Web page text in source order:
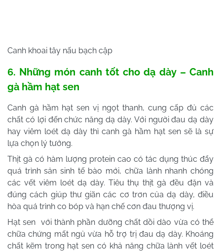
Canh khoai tây nấu bạch cập
6. Những món canh tốt cho dạ dày – Canh
gà hầm hạt sen
Canh gà hầm hạt sen vị ngọt thanh, cung cấp đủ các
chất có lợi đến chức năng dạ dày. Với người đau dạ dày
hay viêm loét dạ dày thì canh gà hầm hạt sen sẽ là sự
lựa chọn lý tưởng.
Thịt gà có hàm lượng protein cao có tác dụng thúc đẩy
quá trình sản sinh tế bào mới, chữa lành nhanh chóng
các vết viêm loét dạ dày. Tiêu thụ thịt gà đều đặn và
đúng cách giúp thư giãn các cơ trơn của dạ dày, điều
hòa quá trình co bóp và hạn chế cơn đau thượng vị.
Hạt sen với thành phần dưỡng chất dồi dào vừa có thể
chữa chứng mất ngủ vừa hỗ trợ trị đau dạ dày. Khoáng
chất kẽm trong hạt sen có khả năng chữa lành vết loét